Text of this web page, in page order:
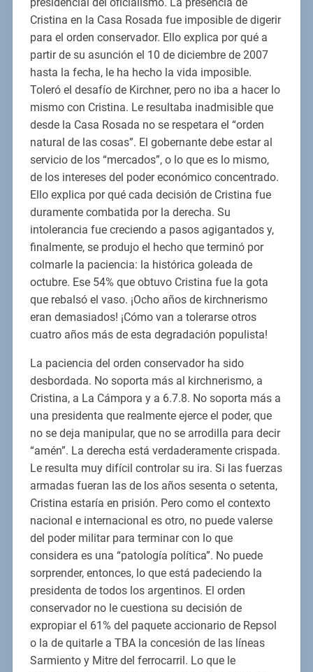
Cristina en la Casa Rosada fue imposible de digerir
para el orden conservador. Ello explica por qué a
partir de su asunción el 10 de diciembre de 2007
hasta la fecha, le ha hecho la vida imposible.
Toleró el desafío de Kirchner, pero no iba a hacer lo
mismo con Cristina. Le resultaba inadmisible que
desde la Casa Rosada no se respetara el “orden
natural de las cosas”. El gobernante debe estar al
servicio de los “mercados”, o lo que es lo mismo,
de los intereses del poder económico concentrado.
Ello explica por qué cada decisión de Cristina fue
duramente combatida por la derecha. Su
intolerancia fue creciendo a pasos agigantados y,
finalmente, se produjo el hecho que terminó por
colmarle la paciencia: la histórica goleada de
octubre. Ese 54% que obtuvo Cristina fue la gota
que rebalsó el vaso. ¡Ocho años de kirchnerismo
eran demasiados! ¡Cómo van a tolerarse otros
cuatro años más de esta degradación populista!
La paciencia del orden conservador ha sido
desbordada. No soporta más al kirchnerismo, a
Cristina, a La Cámpora y a 6.7.8. No soporta más a
una presidenta que realmente ejerce el poder, que
no se deja manipular, que no se arrodilla para decir
“amén”. La derecha está verdaderamente crispada.
Le resulta muy difícil controlar su ira. Si las fuerzas
armadas fueran las de los años sesenta o setenta,
Cristina estaría en prisión. Pero como el contexto
nacional e internacional es otro, no puede valerse
del poder militar para terminar con lo que
considera es una “patología política”. No puede
sorprender, entonces, lo que está padeciendo la
presidenta de todos los argentinos. El orden
conservador no le cuestiona su decisión de
expropiar el 61% del paquete accionario de Repsol
o la de quitarle a TBA la concesión de las líneas
Sarmiento y Mitre del ferrocarril. Lo que le